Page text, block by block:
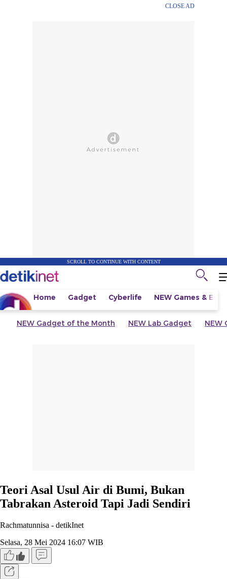
CLOSE AD
SCROLL TO CONTINUE WITH CONTENT
Home Gadget Cyberlife NEW Games &
NEW Gadget of the Month NEW Lab Gadget NEW
Teori Asal Usul Air di Bumi, Bukan
Tabrakan Asteroid Tapi Jadi Sendiri
Rachmatunnisa - detikInet
Selasa, 28 Mei 2024 16:07 WIB